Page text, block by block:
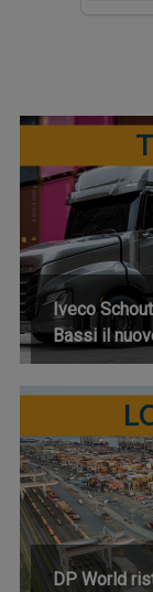
Iveco
Bassi il
DP World